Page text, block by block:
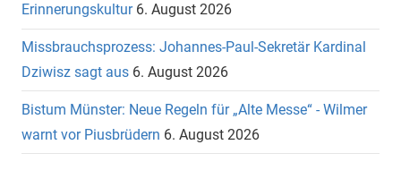
Erinnerungskultur 6. August 2026
Missbrauchsprozess: Johannes-Paul-Sekretär Kardinal
Dziwisz sagt aus 6. August 2026
Bistum Münster: Neue Regeln für „Alte Messe“ - Wilmer
warnt vor Piusbrüdern 6. August 2026